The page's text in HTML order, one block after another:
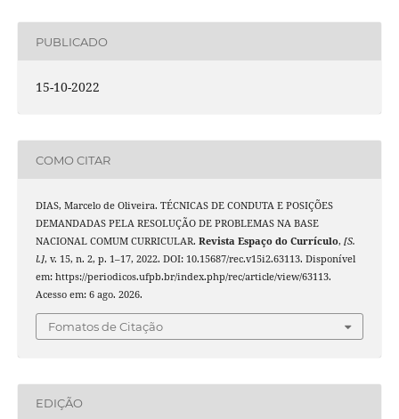
PUBLICADO
15-10-2022
COMO CITAR
DIAS, Marcelo de Oliveira. TÉCNICAS DE CONDUTA E POSIÇÕES
DEMANDADAS PELA RESOLUÇÃO DE PROBLEMAS NA BASE
NACIONAL COMUM CURRICULAR. Revista Espaço do Currículo, [S.
l.], v. 15, n. 2, p. 1–17, 2022. DOI: 10.15687/rec.v15i2.63113. Disponível
em: https://periodicos.ufpb.br/index.php/rec/article/view/63113.
Acesso em: 6 ago. 2026.
Fomatos de Citação
EDIÇÃO